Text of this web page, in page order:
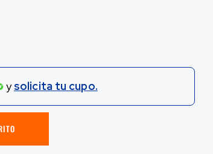
ysolicita tu cupo.